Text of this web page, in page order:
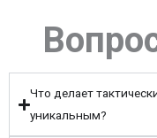
Что делает
уникальным?